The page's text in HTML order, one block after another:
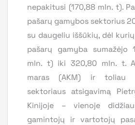
nepakitusi (170,88 mln. t).
pašarų gamybos sektorius
su daugeliu iššūkių, dėl
pašarų gamyba sumažėjo
mln. t) iki 320,80 mln. t.
maras (AKM) ir toliau
sektoriaus atsigavimą
Kinijoje – vienoje
gamintojų ir vartotojų